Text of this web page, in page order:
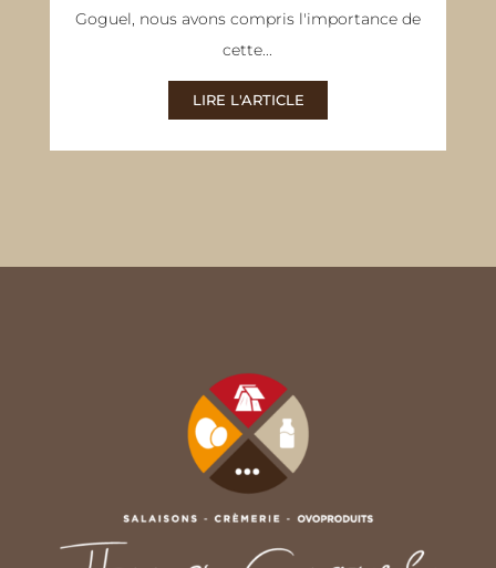
Goguel, nous avons compris l'importance de
cette...
LIRE L'ARTICLE